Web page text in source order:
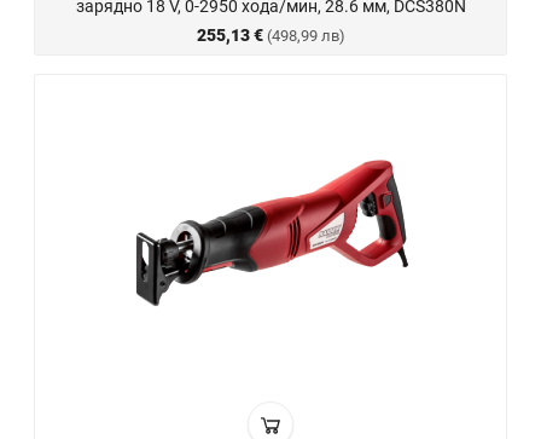
зарядно 18 V, 0-2950 хода/мин, 28.6 мм, DCS380N
255,13 € (498,99 лв)